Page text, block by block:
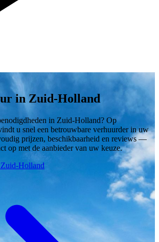
in Zuid-Holland
in Zuid-Holland? Op
u snel een betrouwbare verhuurder in uw
prijzen, beschikbaarheid en reviews —
op met de aanbieder van uw keuze.
Holland